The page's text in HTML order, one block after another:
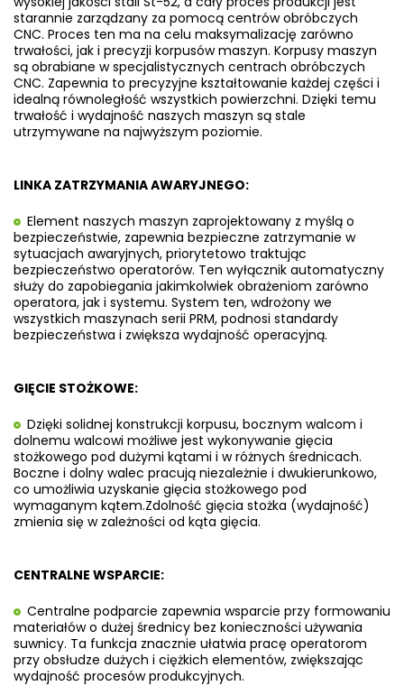
starannie zarządzany za pomocą centrów obróbczych
CNC. Proces ten ma na celu maksymalizację zarówno
trwałości, jak i precyzji korpusów maszyn. Korpusy maszyn
są obrabiane w specjalistycznych centrach obróbczych
CNC. Zapewnia to precyzyjne kształtowanie każdej części i
idealną równoległość wszystkich powierzchni. Dzięki temu
trwałość i wydajność naszych maszyn są stale
utrzymywane na najwyższym poziomie.
LINKA ZATRZYMANIA AWARYJNEGO:
Element naszych maszyn zaprojektowany z myślą o
bezpieczeństwie, zapewnia bezpieczne zatrzymanie w
sytuacjach awaryjnych, priorytetowo traktując
bezpieczeństwo operatorów. Ten wyłącznik automatyczny
służy do zapobiegania jakimkolwiek obrażeniom zarówno
operatora, jak i systemu. System ten, wdrożony we
wszystkich maszynach serii PRM, podnosi standardy
bezpieczeństwa i zwiększa wydajność operacyjną.
GIĘCIE STOŻKOWE:
Dzięki solidnej konstrukcji korpusu, bocznym walcom i
dolnemu walcowi możliwe jest wykonywanie gięcia
stożkowego pod dużymi kątami i w różnych średnicach.
Boczne i dolny walec pracują niezależnie i dwukierunkowo,
co umożliwia uzyskanie gięcia stożkowego pod
wymaganym kątem.Zdolność gięcia stożka (wydajność)
zmienia się w zależności od kąta gięcia.
CENTRALNE WSPARCIE:
Centralne podparcie zapewnia wsparcie przy formowaniu
materiałów o dużej średnicy bez konieczności używania
suwnicy. Ta funkcja znacznie ułatwia pracę operatorom
przy obsłudze dużych i ciężkich elementów, zwiększając
wydajność procesów produkcyjnych.